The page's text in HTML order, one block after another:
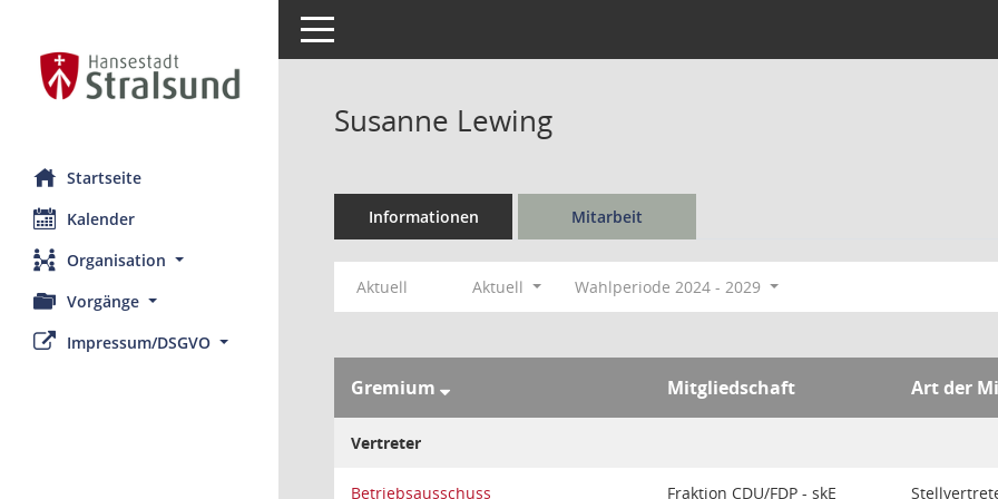
Startseite
Kalender
Organisation
Vorgänge
Impressum/DSGVO
Toggle navigation
Susanne Lewing
Informationen Mitarbeit
Aktuell Aktuell Wahlperiode 2024 - 2029
Gremium Mitgliedschaft Art der
Vertreter
Betriebsausschuss Fraktion CDU/FDP - skE